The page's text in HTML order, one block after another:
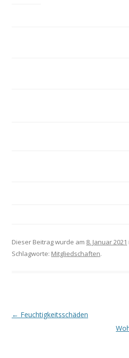
Dieser Beitrag wurde am 8. Januar 2021
Schlagworte: Mitgliedschaften.
Beitrags-
← Feuchtigkeitsschäden